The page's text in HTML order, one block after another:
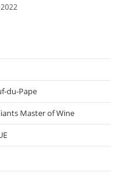
du-Pape
Master of Wine